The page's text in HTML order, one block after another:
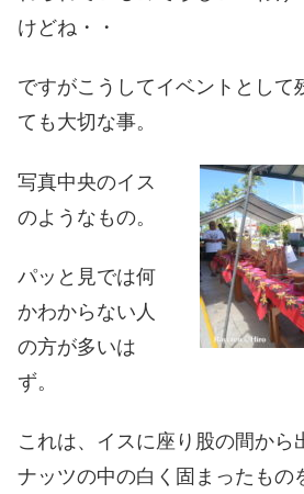
けどね・・
ですがこうしてイベントとして
ても大切な事。
写真中央のイス
のようなもの。
パッと見では何
かわからない人
の方が多いは
ず。
これは、イスに座り股の間から
ナッツの中の白く固まったもの